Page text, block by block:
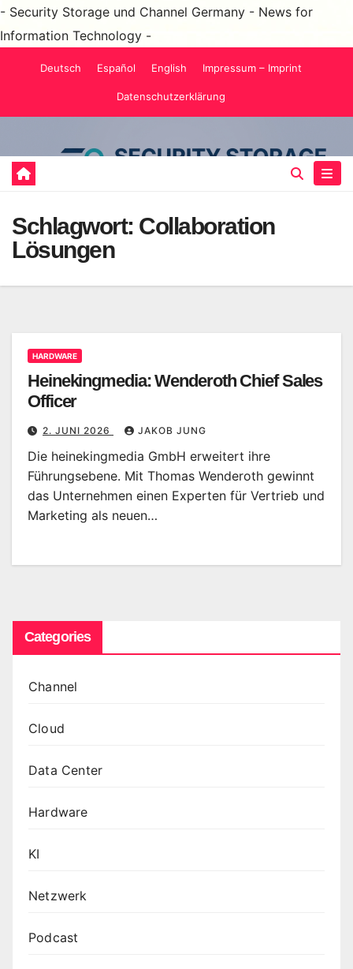
- Security Storage und Channel Germany - News for
Information Technology -
Deutsch Español English Impressum – Imprint
Datenschutzerklärung
Schlagwort: Collaboration
Lösungen
HARDWARE
Heinekingmedia: Wenderoth Chief Sales
Officer
2. JUNI 2026 JAKOB JUNG
Die heinekingmedia GmbH erweitert ihre
Führungsebene. Mit Thomas Wenderoth gewinnt
das Unternehmen einen Experten für Vertrieb und
Marketing als neuen…
Categories
Channel
Cloud
Data Center
Hardware
KI
Netzwerk
Podcast